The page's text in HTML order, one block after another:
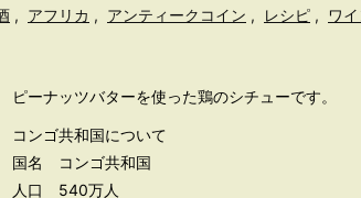
, アフリカ , アンティークコイン , レシピ , ワ
ピーナッツバターを使った鶏のシチューです。
コンゴ共和国について
国名 コンゴ共和国
人口 540万人